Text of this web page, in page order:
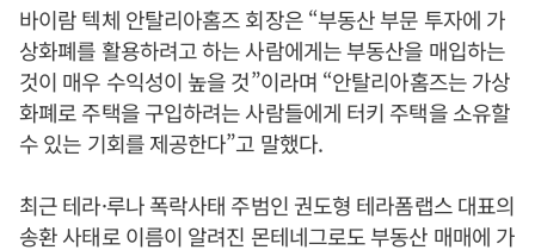
바이람 텍체 안탈리아홈즈 회장은 “부동산 부문 투자에 가
상화폐를 활용하려고 하는 사람에게는 부동산을 매입하는
것이 매우 수익성이 높을 것”이라며 “안탈리아홈즈는 가상
화폐로 주택을 구입하려는 사람들에게 터키 주택을 소유할
수 있는 기회를 제공한다”고 말했다.
최근 테라·루나 폭락사태 주범인 권도형 테라폼랩스 대표의
송환 사태로 이름이 알려진 몬테네그로도 부동산 매매에 가